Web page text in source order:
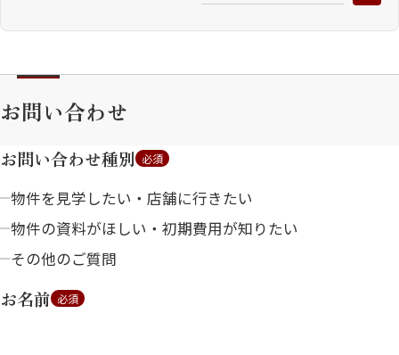
お問い合わせ
お問い合わせ種別 必須
物件を見学したい・店舗に行きたい
物件の資料がほしい・初期費用が知りたい
その他のご質問
お名前 必須